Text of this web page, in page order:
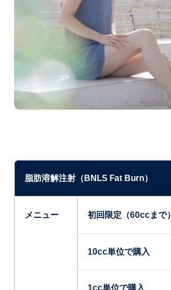
脂肪溶解注射（BNLS Fat Burn）
メニュー 初回限定（60ccまで）
10cc単位で購入
1cc単位で購入